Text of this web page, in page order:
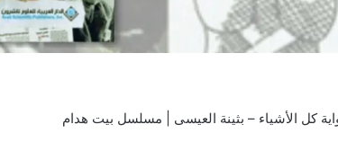
كل الأشياء – بثينة العيسى | مسلسل بيت هدام